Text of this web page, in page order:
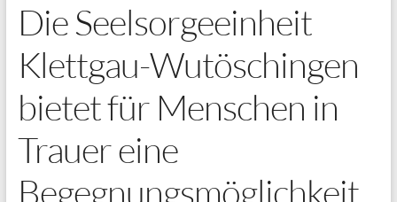
Die Seelsorgeeinheit
Klettgau-Wutöschingen
bietet für Menschen in
Trauer eine
Begegnungsmöglichkeit